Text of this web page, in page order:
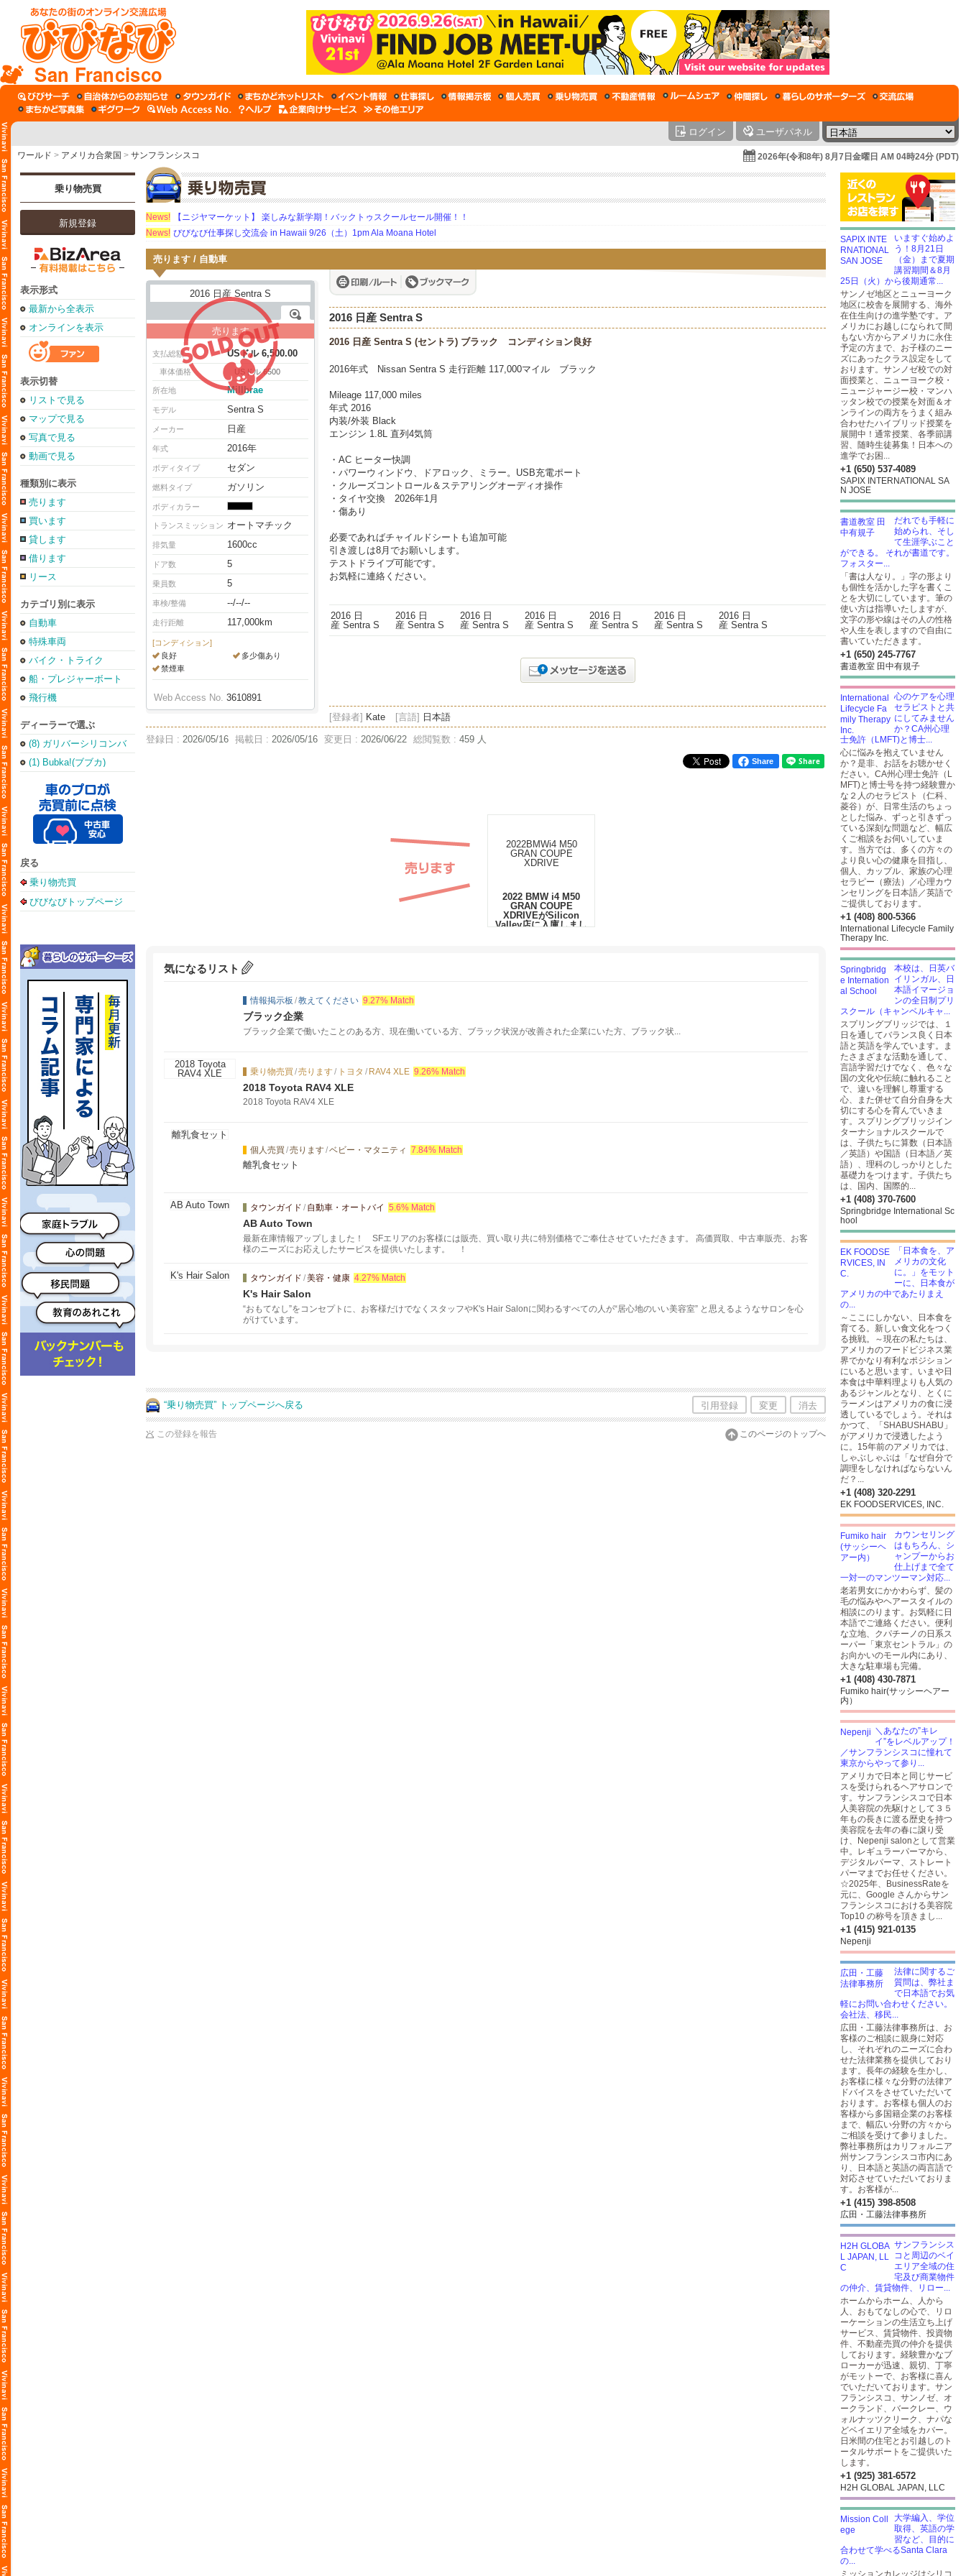
San Francisco
ログイン ユーザパネル
ワールド > アメリカ合衆国 > サンフランシスコ 2026年(令和8年) 8月7日金曜日 AM 04時24分 (PDT)
乗り物売買
新規登録
表示形式
最新から全表示
オンラインを表示
表示切替
リストで見る
マップで見る
写真で見る
動画で見る
種類別に表示
売ります
買います
貸します
借ります
リース
カテゴリ別に表示
自動車
特殊車両
バイク・トライク
船・プレジャーボート
飛行機
ディーラーで選ぶ
(8) ガリバーシリコンバ
レー店
(1) Bubka!(ブブカ)
戻る
乗り物売買
びびなびトップページ
News!
【ニジヤマーケット】 楽しみな新学期！バックトゥスクールセール開催！！
News! びびなび仕事探し交流会 in Hawaii 9/26（土）1pm Ala Moana Hotel
売ります / 自動車
売ります
支払総額 USドル 6,500.00
車体価格 USドル 6500
所在地 Millbrae
モデル Sentra S
メーカー 日産
年式 2016年
ボディタイプ セダン
燃料タイプ ガソリン
ボディカラー
トランスミッション オートマチック
排気量 1600cc
ドア数 5
乗員数 5
車検/整備 --/--/--
走行距離 117,000km
[コンディション]
良好
多少傷あり
禁煙車
Web Access No. 3610891
2016 日産 Sentra S
2016 日産 Sentra S (セントラ) ブラック コンディション良好
2016年式 Nissan Sentra S 走行距離 117,000マイル ブラック
Mileage 117,000 miles
年式 2016
内装/外装 Black
エンジン 1.8L 直列4気筒
・AC ヒーター快調
・パワーウィンドウ、ドアロック、ミラー。USB充電ポート
・クルーズコントロール＆ステアリングオーディオ操作
・タイヤ交換 2026年1月
・傷あり
必要であればチャイルドシートも追加可能
引き渡しは8月でお願いします。
テストドライブ可能です。
お気軽に連絡ください。
[登録者] Kate [言語] 日本語
登録日 : 2026/05/16 掲載日 : 2026/05/16 変更日 : 2026/06/22 総閲覧数 : 459 人
Share
2022 BMW i4 M50
GRAN COUPE
XDRIVEがSilicon
Valley店に入庫しまし
気になるリスト
情報掲示板 /教えてください 9.27% Match
ブラック企業
ブラック企業で働いたことのある方、現在働いている方、ブラック状況が改善された企業にいた方、ブラック状...
乗り物売買 /売ります/ トヨタ / RAV4 XLE 9.26% Match
2018 Toyota RAV4 XLE
2018 Toyota RAV4 XLE
個人売買 /売ります/ベビー・マタニティ 7.84% Match
離乳食セット
タウンガイド / 自動車・オートバイ 5.6% Match
AB Auto Town
最新在庫情報アップしました！ SFエリアのお客様には販売、買い取り共に特別価格でご奉仕させていただきます。 高価買取、中古車販売、お客
様のニーズにお応えしたサービスを提供いたします。 ！
タウンガイド /美容・健康 4.27% Match
K's Hair Salon
“おもてなし”をコンセプトに、お客様だけでなくスタッフやK's Hair Salonに関わるすべての人が“居心地のいい美容室” と思えるようなサロンを心
がけています。
“乗り物売買” トップページへ戻る 引用登録 変更 消去
この登録を報告 このページのトップへ
いますぐ始めよ
う！8月21日
（金）まで夏期
講習期間＆8月
25日（火）から後期通常...
サンノゼ地区とニューヨーク
地区に校舎を展開する、海外
在住生向けの進学塾です。ア
メリカにお越しになられて間
もない方からアメリカに永住
予定の方まで、お子様のニー
ズにあったクラス設定をして
おります。サンノゼ校での対
面授業と、ニューヨーク校・
ニュージャージー校・マンハ
ッタン校での授業を対面＆オ
ンラインの両方をうまく組み
合わせたハイブリッド授業を
展開中！通常授業、各季節講
習、随時生徒募集！日本への
進学でお困...
+1 (650) 537-4089
SAPIX INTERNATIONAL SA
N JOSE
だれでも手軽に
始められ、そし
て生涯学ぶこと
ができる。 それが書道です。
フォスター...
「書は人なり。」字の形より
も個性を活かした字を書くこ
とを大切にしています。筆の
使い方は指導いたしますが、
文字の形や線はその人の性格
や人生を表しますので自由に
書いていただきます。
+1 (650) 245-7767
書道教室 田中有規子
心のケアを心理
セラピストと共
にしてみません
か？CA州心理
士免許（LMFT)と博士...
心に悩みを抱えていません
か？是非、お話をお聴かせく
ださい。CA州心理士免許（L
MFT)と博士号を持つ経験豊か
な２人のセラピスト（仁科、
菱谷）が、日常生活のちょっ
とした悩み、ずっと引きずっ
ている深刻な問題など、幅広
くご相談をお伺いしていま
す。当方では、多くの方々の
より良い心の健康を目指し、
個人、カップル、家族の心理
セラピー（療法）／心理カウ
ンセリングを日本語／英語で
ご提供しております。
+1 (408) 800-5366
International Lifecycle Family
Therapy Inc.
本校は、日英バ
イリンガル、日
本語イマージョ
ンの全日制プリ
スクール（キャンベルキャ...
スプリングブリッジでは、１
日を通してバランス良く日本
語と英語を学んでいます。ま
たさまざまな活動を通して、
言語学習だけでなく、色々な
国の文化や伝統に触れること
で、違いを理解し尊重する
心、また併せて自分自身を大
切にする心を育んでいきま
す。スプリングブリッジイン
ターナショナルスクールで
は、子供たちに算数（日本語
／英語）や国語（日本語／英
語）、理科のしっかりとした
基礎力をつけます。子供たち
は、国内、国際的...
+1 (408) 370-7600
Springbridge International Sc
hool
「日本食を、ア
メリカの文化
に。」をモット
ーに、日本食が
アメリカの中であたりまえ
の...
～ここにしかない、日本食を
育てる。新しい食文化をつく
る挑戦。～現在の私たちは、
アメリカのフードビジネス業
界でかなり有利なポジション
にいると思います。いまや日
本食は中華料理よりも人気の
あるジャンルとなり、とくに
ラーメンはアメリカの食に浸
透しているでしょう。それは
かつて、「SHABUSHABU」
がアメリカで浸透したよう
に。15年前のアメリカでは、
しゃぶしゃぶは「なぜ自分で
調理をしなければならないん
だ？...
+1 (408) 320-2291
EK FOODSERVICES, INC.
カウンセリング
はもちろん、シ
ャンプーからお
仕上げまで全て
一対一のマンツーマン対応...
老若男女にかかわらず、髪の
毛の悩みやヘアースタイルの
相談にのります。お気軽に日
本語でご連絡ください。便利
な立地、クパチーノの日系ス
ーパー「東京セントラル」の
お向かいのモール内にあり、
大きな駐車場も完備。
+1 (408) 430-7871
Fumiko hair(サッシーヘアー
内）
＼あなたの”キレ
イ”をレベルアップ！
／サンフランシスコに憧れて
東京からやって参り...
アメリカで日本と同じサービ
スを受けられるヘアサロンで
す。サンフランシスコで日本
人美容院の先駆けとして３５
年もの長きに渡る歴史を持つ
美容院を去年の春に譲り受
け、Nepenji salonとして営業
中。レギュラーパーマから、
デジタルパーマ、ストレート
パーマまでお任せください。
☆2025年、BusinessRateを
元に、Google さんからサン
フランシスコにおける美容院
Top10 の称号を頂きまし...
+1 (415) 921-0135
Nepenji
法律に関するご
質問は、弊社ま
で日本語でお気
軽にお問い合わせください。
会社法、移民...
広田・工藤法律事務所は、お
客様のご相談に親身に対応
し、それぞれのニーズに合わ
せた法律業務を提供しており
ます。長年の経験を生かし、
お客様に様々な分野の法律ア
ドバイスをさせていただいて
おります。お客様も個人のお
客様から多国籍企業のお客様
まで、幅広い分野の方々から
ご相談を受けて参りました。
弊社事務所はカリフォルニア
州サンフランシスコ市内にあ
り、日本語と英語の両言語で
対応させていただいておりま
す。お客様が...
+1 (415) 398-8508
広田・工藤法律事務所
サンフランシス
コと周辺のベイ
エリア全域の住
宅及び商業物件
の仲介、賃貸物件、リロー...
ホームからホーム、人から
人、おもてなしの心で、リロ
ーケーションの生活立ち上げ
サービス、賃貸物件、投資物
件、不動産売買の仲介を提供
しております。経験豊かなブ
ローカーが迅速、親切、丁寧
がモットーで、お客様に喜ん
でいただいております。サン
フランシスコ、サンノゼ、オ
ークランド、バークレー、ウ
ォルナッツクリーク、ナパな
どベイエリア全域をカバー。
日米間の住宅とお引越しのト
ータルサポートをご提供いた
します。
+1 (925) 381-6572
H2H GLOBAL JAPAN, LLC
大学編入、学位
取得、英語の学
習など、目的に
合わせて学べるSanta Clara
の...
ミッションカレッジはシリコ